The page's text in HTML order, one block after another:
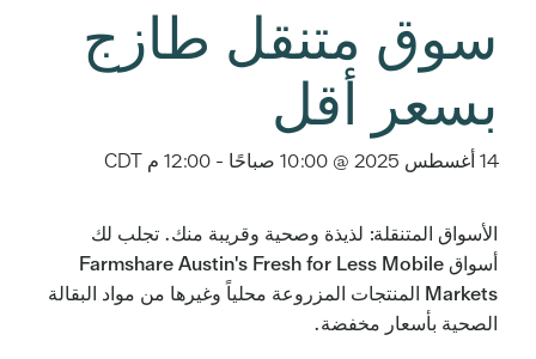
سوق متنقل طازج
بسعر أقل
14 أغسطس 2025 @ 10:00 صباحًا - 12:00 م CDT
الأسواق المتنقلة: لذيذة وصحية وقريبة منك. تجلب لك
أسواق Farmshare Austin's Fresh for Less Mobile
Markets المنتجات المزروعة محلياً وغيرها من مواد البقالة
الصحية بأسعار مخفضة.